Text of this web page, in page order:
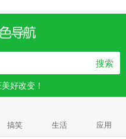
搜索
好改变！
搞笑 生活 应用